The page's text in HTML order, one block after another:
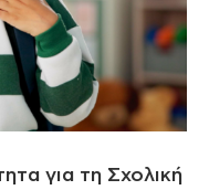
για τη Σχολική